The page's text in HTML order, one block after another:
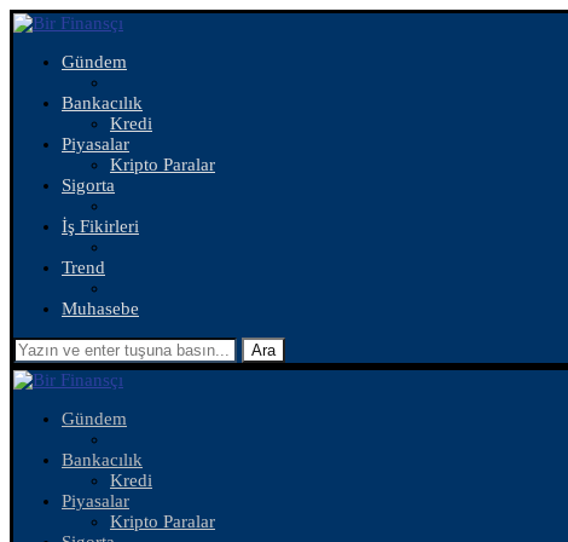
Gündem
Bankacılık
Kredi
Piyasalar
Kripto Paralar
Sigorta
İş Fikirleri
Trend
Muhasebe
Ara
Gündem
Bankacılık
Kredi
Piyasalar
Kripto Paralar